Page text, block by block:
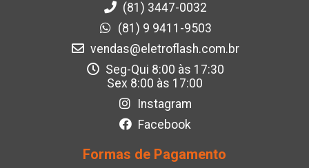
(81) 3447-0032
(81) 9 9411-9503
vendas@eletroflash.com.br
Seg-Qui 8:00 às 17:30
Sex 8:00 às 17:00
Instagram
Facebook
Formas de Pagamento